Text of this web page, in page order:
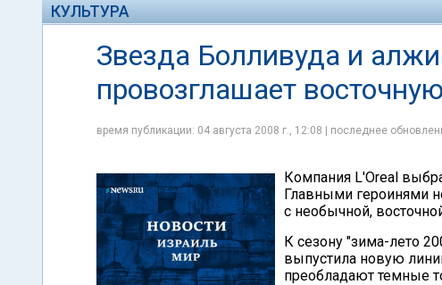
КУЛЬТУРА
Звезда Болливуда и
провозглашает
время публикации: 04 августа 2008 г., 12:08 | последнее
Компания L'Oreal
Главными героинями
с необычной,
К сезону "зима-лето
выпустила новую
преобладают темные